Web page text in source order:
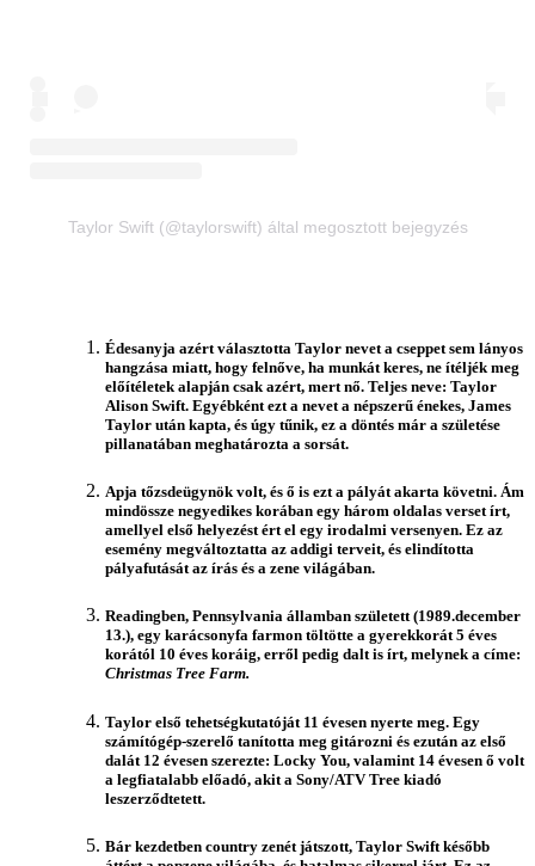
Taylor Swift (@taylorswift) által megosztott bejegyzés
Édesanyja azért választotta Taylor nevet a cseppet sem lányos
hangzása miatt, hogy felnőve, ha munkát keres, ne ítéljék meg
előítéletek alapján csak azért, mert nő. Teljes neve: Taylor
Alison Swift. Egyébként ezt a nevet a népszerű énekes, James
Taylor után kapta, és úgy tűnik, ez a döntés már a születése
pillanatában meghatározta a sorsát.
Apja tőzsdeügynök volt, és ő is ezt a pályát akarta követni. Ám
mindössze negyedikes korában egy három oldalas verset írt,
amellyel első helyezést ért el egy irodalmi versenyen. Ez az
esemény megváltoztatta az addigi terveit, és elindította
pályafutását az írás és a zene világában.
Readingben, Pennsylvania államban született (1989.december
13.), egy karácsonyfa farmon töltötte a gyerekkorát 5 éves
korától 10 éves koráig, erről pedig dalt is írt, melynek a címe:
Christmas Tree Farm.
Taylor első tehetségkutatóját 11 évesen nyerte meg. Egy
számítógép-szerelő tanította meg gitározni és ezután az első
dalát 12 évesen szerezte: Locky You, valamint 14 évesen ő volt
a legfiatalabb előadó, akit a Sony/ATV Tree kiadó
leszerződtetett.
Bár kezdetben country zenét játszott, Taylor Swift később